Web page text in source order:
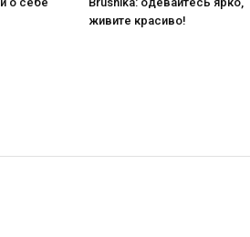
живите красиво!